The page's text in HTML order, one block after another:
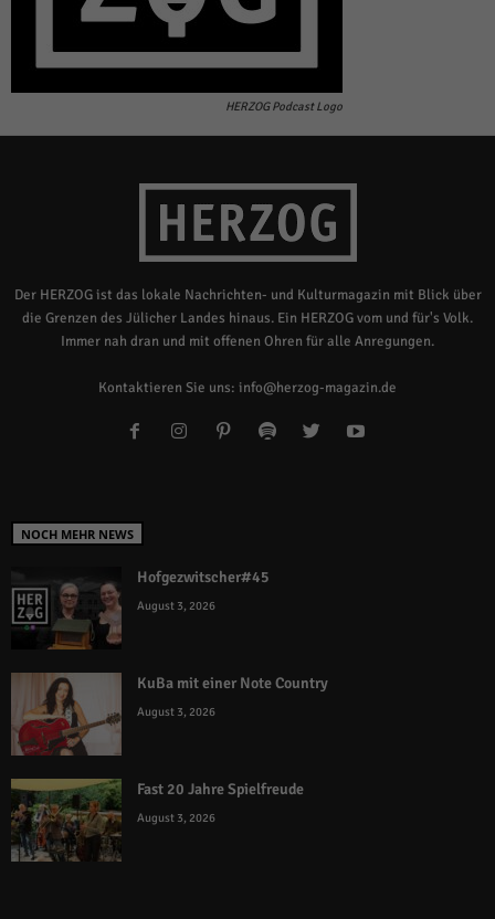
HERZOG Podcast Logo
Der HERZOG ist das lokale Nachrichten- und Kulturmagazin mit Blick über
die Grenzen des Jülicher Landes hinaus. Ein HERZOG vom und für's Volk.
Immer nah dran und mit offenen Ohren für alle Anregungen.
Kontaktieren Sie uns: info@herzog-magazin.de
NOCH MEHR NEWS
Hofgezwitscher#45
August 3, 2026
KuBa mit einer Note Country
August 3, 2026
Fast 20 Jahre Spielfreude
August 3, 2026